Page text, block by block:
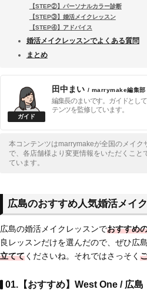
【STEP②】パーソナルカラー診断
【STEP③】婚活メイクレッスン
【STEP④】アドバイス
婚活メイクレッスンでよくある質問
まとめ
田中まい / marrymake編集部
編集長のまいです。ガイドとし
テンツを監修しています。
本コンテンツはmarrymakeが全国のメイク
で、各店舗様より変更情報をいただくこと
ています。
広島のおすすめ人気婚活メイ
広島の婚活メイクレッスンでおすすめ
良レッスンだけを選んだので、ぜひ広
立ててくださいね。それではさっそく
01.【おすすめ】West One / 広島